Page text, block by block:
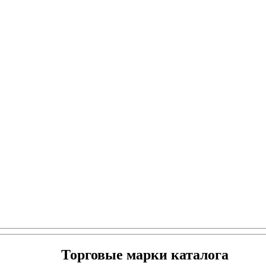
Торговые марки каталога